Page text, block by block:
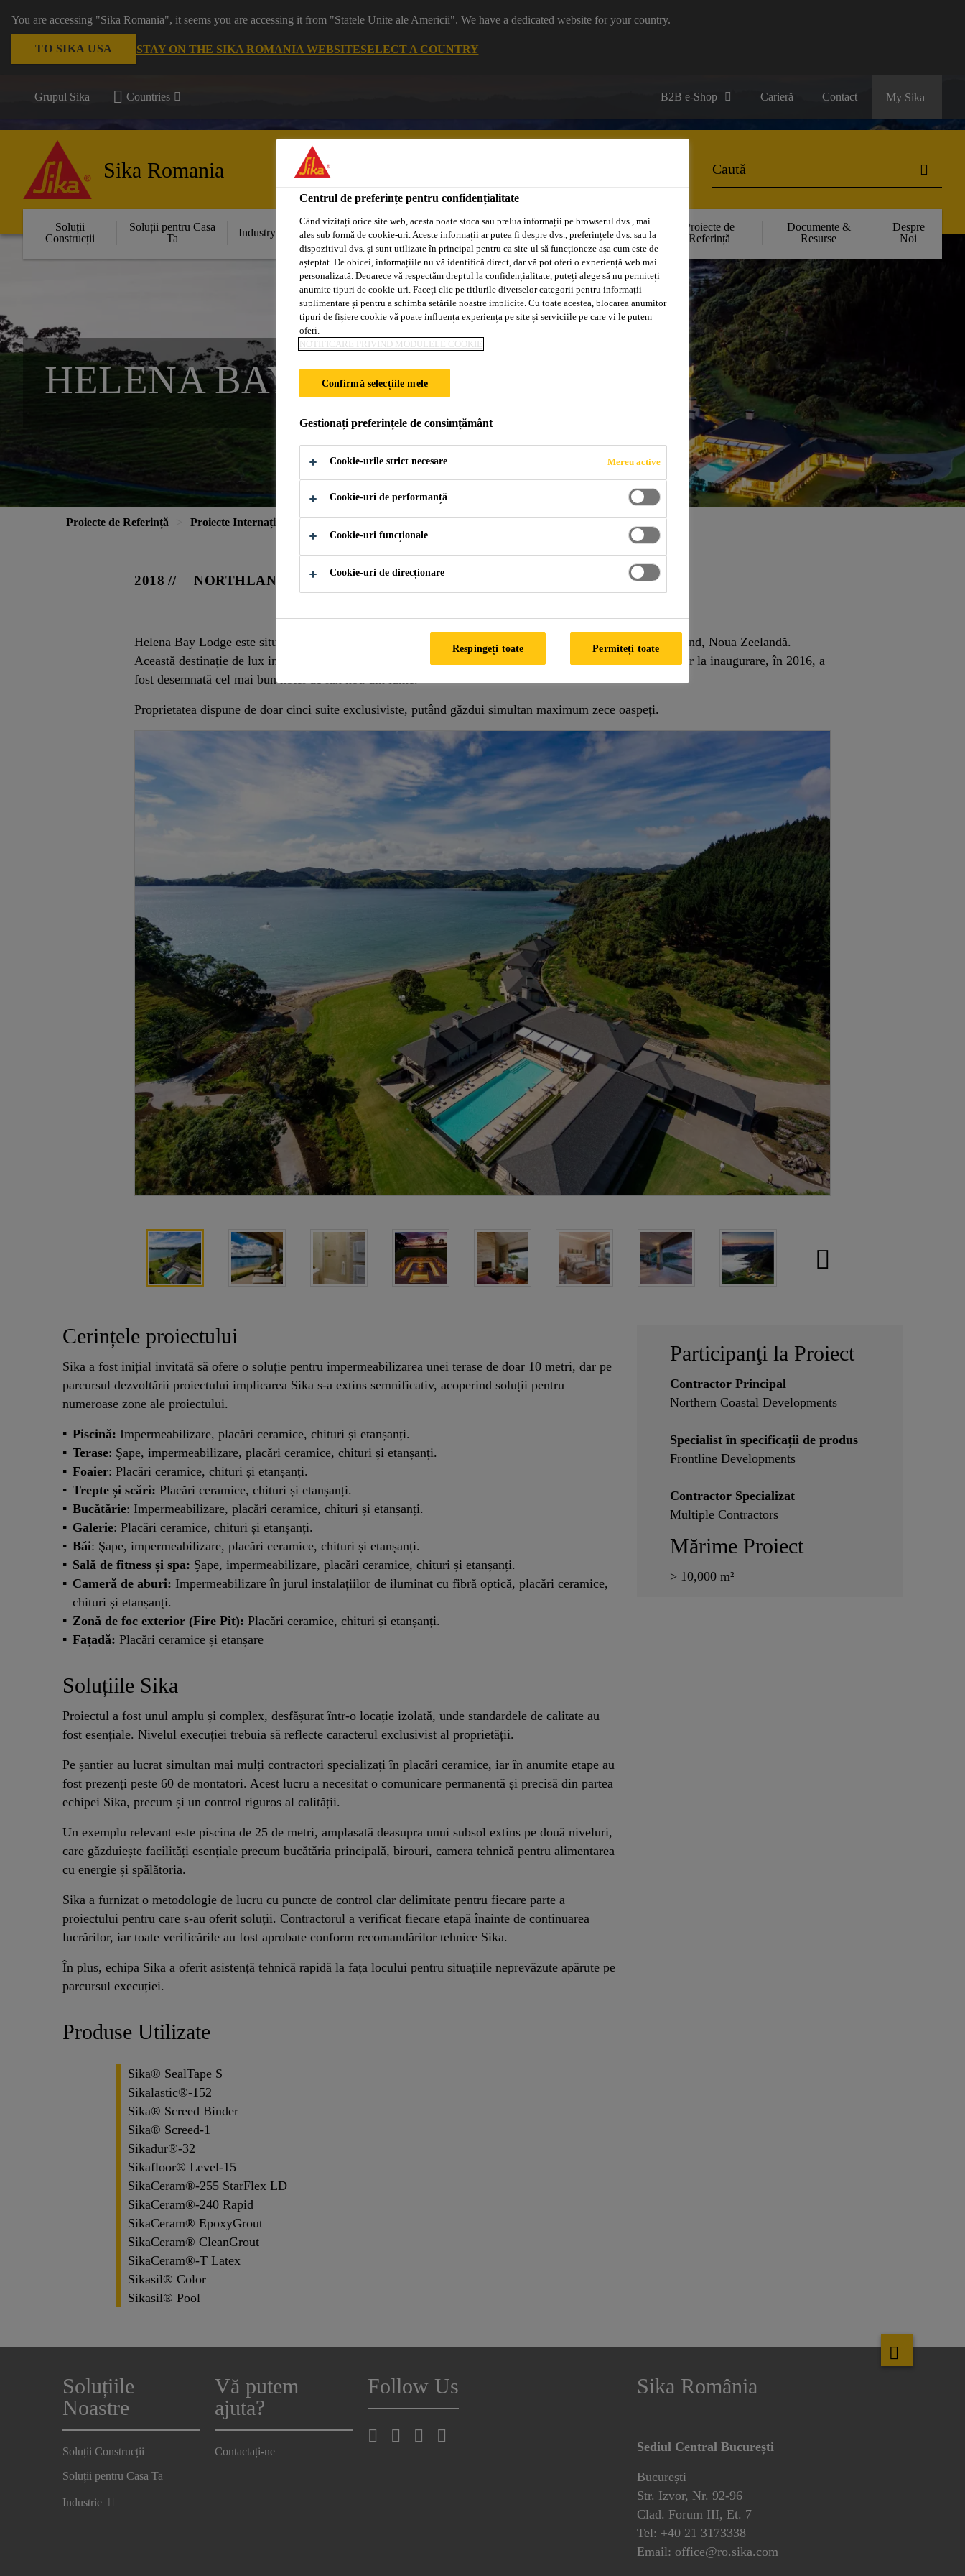
You are accessing "Sika Romania", it seems you are accessing it from "Statele Unite ale Americii". We have a dedicated website for your country.
TO SIKA USA STAY ON THE SIKA ROMANIA WEBSITESELECT A COUNTRY
Grupul Sika Countries B2B e-Shop Carieră Contact My Sika
Sika Romania
Soluții
Construcții
Soluții pentru Casa
Ta
Industry
Sisteme
Adeplast
Distribuitori/Aplicatori
Autorizați
Tehnologia
Purform®
Proiecte de
Referință
Documente &
Resurse
Despre
Noi
HELENA BAY LUXURY LODGE
Proiecte de Referință Proiecte Internaționale Helena Bay Luxury Lodge
2018 NORTHLAND, NOUA ZEELANDĂ
Helena Bay Lodge este situat pe una dintre cele mai spectaculoase porțiuni de coastă din regiunea Northland, Noua Zeelandă.
Această destinație de lux impresionantă a necesitat o investiție de aproximativ 65 de milioane de dolari, iar la inaugurare, în 2016, a
fost desemnată cel mai bun hotel de lux nou din lume.
Proprietatea dispune de doar cinci suite exclusiviste, putând găzdui simultan maximum zece oaspeți.
Cerințele proiectului
Sika a fost inițial invitată să ofere o soluție pentru impermeabilizarea unei terase de doar 10 metri, dar pe
parcursul dezvoltării proiectului implicarea Sika s-a extins semnificativ, acoperind soluții pentru
numeroase zone ale proiectului.
Piscină: Impermeabilizare, placări ceramice, chituri și etanșanți.
Terase: Şape, impermeabilizare, placări ceramice, chituri și etanșanți.
Foaier: Placări ceramice, chituri și etanșanți.
Trepte și scări: Placări ceramice, chituri și etanșanți.
Bucătărie: Impermeabilizare, placări ceramice, chituri și etanșanți.
Galerie: Placări ceramice, chituri și etanșanți.
Băi: Şape, impermeabilizare, placări ceramice, chituri și etanșanți.
Sală de fitness și spa: Şape, impermeabilizare, placări ceramice, chituri și etanșanți.
Cameră de aburi: Impermeabilizare în jurul instalațiilor de iluminat cu fibră optică, placări ceramice,
chituri și etanșanți.
Zonă de foc exterior (Fire Pit): Placări ceramice, chituri și etanșanți.
Fațadă: Placări ceramice și etanșare
Soluțiile Sika
Proiectul a fost unul amplu și complex, desfășurat într-o locație izolată, unde standardele de calitate au
fost esențiale. Nivelul execuției trebuia să reflecte caracterul exclusivist al proprietății.
Pe șantier au lucrat simultan mai mulți contractori specializați în placări ceramice, iar în anumite etape au
fost prezenți peste 60 de montatori. Acest lucru a necesitat o comunicare permanentă și precisă din partea
echipei Sika, precum și un control riguros al calității.
Un exemplu relevant este piscina de 25 de metri, amplasată deasupra unui subsol extins pe două niveluri,
care găzduiește facilități esențiale precum bucătăria principală, birouri, camera tehnică pentru alimentarea
cu energie și spălătoria.
Sika a furnizat o metodologie de lucru cu puncte de control clar delimitate pentru fiecare parte a
proiectului pentru care s-au oferit soluții. Contractorul a verificat fiecare etapă înainte de continuarea
lucrărilor, iar toate verificările au fost aprobate conform recomandărilor tehnice Sika.
În plus, echipa Sika a oferit asistență tehnică rapidă la fața locului pentru situațiile neprevăzute apărute pe
parcursul execuției.
Produse Utilizate
Sika® SealTape S
Sikalastic®-152
Sika® Screed Binder
Sika® Screed-1
Sikadur®-32
Sikafloor® Level-15
SikaCeram®-255 StarFlex LD
SikaCeram®-240 Rapid
SikaCeram® EpoxyGrout
SikaCeram® CleanGrout
SikaCeram®-T Latex
Sikasil® Color
Sikasil® Pool
Participanţi la Proiect
Contractor Principal
Northern Coastal Developments
Specialist în specificații de produs
Frontline Developments
Contractor Specializat
Multiple Contractors
Mărime Proiect
> 10,000 m²
Soluțiile
Noastre
Soluții Construcții
Soluții pentru Casa Ta
Industrie
Vă putem
ajuta?
Contactați-ne
Follow Us Sika România
Sediul Central București
București
Str. Izvor, Nr. 92-96
Clad. Forum III, Et. 7
Tel: +40 21 3173338
Email: office@ro.sika.com
Centrul de preferințe pentru confidențialitate
Când vizitați orice site web, acesta poate stoca sau prelua informații pe browserul dvs., mai
ales sub formă de cookie-uri. Aceste informații ar putea fi despre dvs., preferințele dvs. sau la
dispozitivul dvs. și sunt utilizate în principal pentru ca site-ul să funcționeze așa cum este de
așteptat. De obicei, informațiile nu vă identifică direct, dar vă pot oferi o experiență web mai
personalizată. Deoarece vă respectăm dreptul la confidențialitate, puteți alege să nu permiteți
anumite tipuri de cookie-uri. Faceți clic pe titlurile diverselor categorii pentru informații
suplimentare și pentru a schimba setările noastre implicite. Cu toate acestea, blocarea anumitor
tipuri de fișiere cookie vă poate influența experiența pe site și serviciile pe care vi le putem
oferi.
NOTIFICARE PRIVIND MODULELE COOKIE
Confirmă selecțiile mele
Gestionați preferințele de consimțământ
Cookie-urile strict necesare Mereu active
Cookie-uri de performanță
Cookie-uri funcționale
Cookie-uri de direcționare
Respingeți toate Permiteți toate